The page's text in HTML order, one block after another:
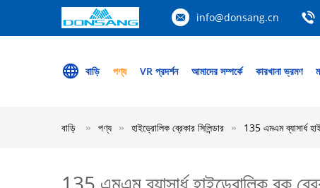
info@donsang.cn
বাড়ি পণ্য VR প্রদর্শন আমাদের সম্পর্কে কারখানা ভ্রমণ
বাড়ি পণ্য হাইড্রোলিক ব্রেকার সিলিন্ডার 135 এমএম ব্যাসার্ধ